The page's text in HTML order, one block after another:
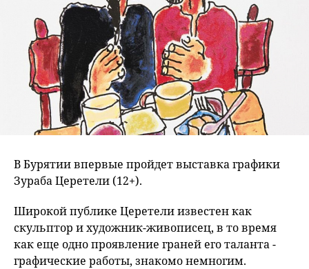
В Бурятии впервые пройдет выставка графики
Зураба Церетели (12+).
Широкой публике Церетели известен как
скульптор и художник-живописец, в то время
как еще одно проявление граней его таланта -
графические работы, знакомо немногим.